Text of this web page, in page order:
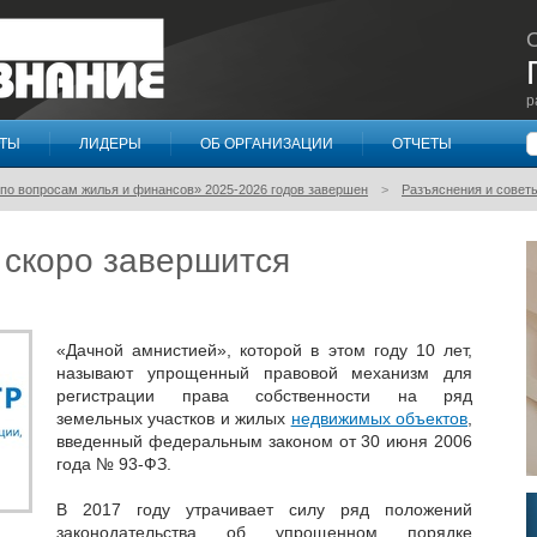
ЛИДЕРЫ ОБ ОРГАНИЗАЦИИ ОТЧЕТЫ
вопросам жилья и финансов» 2025-2026 годов завершен Разъяснения и
завершится
«Дачной амнистией», которой в этом году 10 лет,
называют упрощенный правовой механизм для
регистрации права собственности на ряд
земельных участков и жилых недвижимых объектов
введенный федеральным законом от 30 июня 2006
года № 93-ФЗ.
В 2017 году утрачивает силу ряд положений
законодательства об упрощенном порядке